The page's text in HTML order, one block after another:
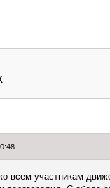
всем участникам